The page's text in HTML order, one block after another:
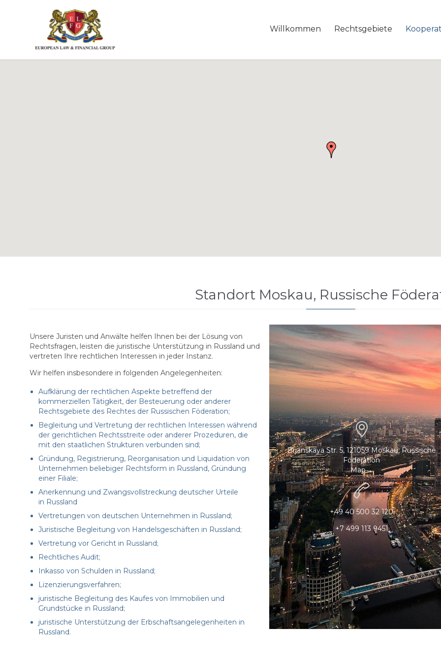
Willkommen Rechtsgebiete
Standort Moskau, Russische
Unsere Juristen und Anwälte helfen Ihnen bei der Lösung von
Rechtsfragen, leisten die juristische Unterstützung in Russland und
vertreten Ihre rechtlichen Interessen in jeder Instanz.
Wir helfen insbesondere in folgenden Angelegenheiten:
Aufklärung der rechtlichen Aspekte betreffend der
kommerziellen Tätigkeit, der Besteuerung oder anderer
Rechtsgebiete des Rechtes der Russischen Föderation;
Begleitung und Vertretung der rechtlichen Interessen während
der gerichtlichen Rechtsstreite oder anderer Prozeduren, die
mit den staatlichen Strukturen verbunden sind;
Gründung, Registrierung, Reorganisation und Liquidation von
Unternehmen beliebiger Rechtsform in Russland, Gründung
einer Filiale;
Anerkennung und Zwangsvollstreckung deutscher Urteile
in Russland
Vertretungen von deutschen Unternehmen in Russland;
Juristische Begleitung von Handelsgeschäften in Russland;
Vertretung vor Gericht in Russland;
Rechtliches Audit;
Inkasso von Schulden in Russland;
Lizenzierungsverfahren;
juristische Begleitung des Kaufes von Immobilien und
Grundstücke in Russland;
juristische Unterstützung der Erbschaftsangelegenheiten in
Russland.

Brjanskaya Str. 5, 121059 Moskau, Russische
Föderation
Map→

+49 40 500 32 120
+7 499 113 9451